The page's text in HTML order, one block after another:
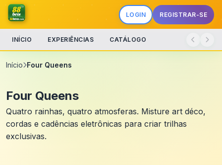
LOGIN REGISTRAR-SE
INÍCIO EXPERIÊNCIAS CATÁLOGO
Início Four Queens
Four Queens
Quatro rainhas, quatro atmosferas. Misture art déco,
cordas e cadências eletrônicas para criar trilhas
exclusivas.